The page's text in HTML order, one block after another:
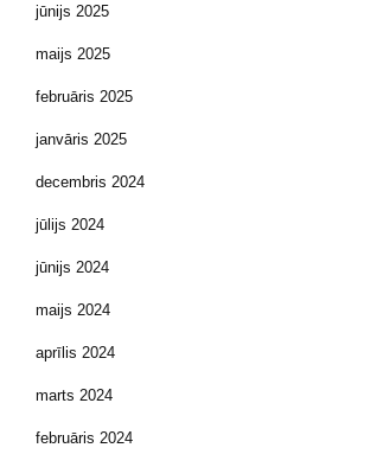
jūnijs 2025
maijs 2025
februāris 2025
janvāris 2025
decembris 2024
jūlijs 2024
jūnijs 2024
maijs 2024
aprīlis 2024
marts 2024
februāris 2024